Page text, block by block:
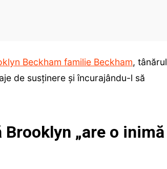
Beckham familie Beckham, tânărul
de susținere și încurajându-l să
„are o inimă